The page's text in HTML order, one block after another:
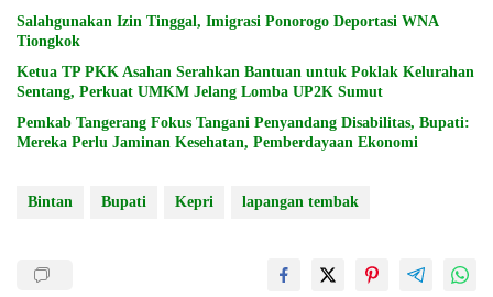
Salahgunakan Izin Tinggal, Imigrasi Ponorogo Deportasi WNA
Tiongkok
Ketua TP PKK Asahan Serahkan Bantuan untuk Poklak Kelurahan
Sentang, Perkuat UMKM Jelang Lomba UP2K Sumut
Pemkab Tangerang Fokus Tangani Penyandang Disabilitas, Bupati:
Mereka Perlu Jaminan Kesehatan, Pemberdayaan Ekonomi
Bintan Bupati Kepri lapangan tembak